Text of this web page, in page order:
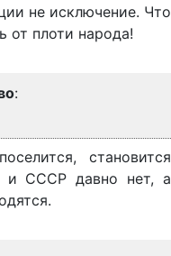
не исключение. Что
от плоти народа!
:
становится
и СССР давно нет, а